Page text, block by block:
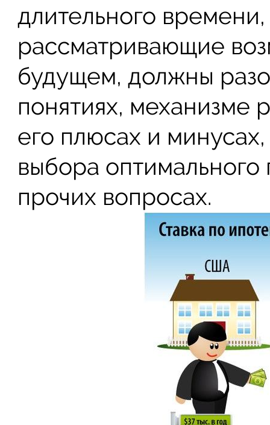
длительного
рассматривающие
будущем, должны
понятиях, механизме
его плюсах и
выбора
прочих вопросах.